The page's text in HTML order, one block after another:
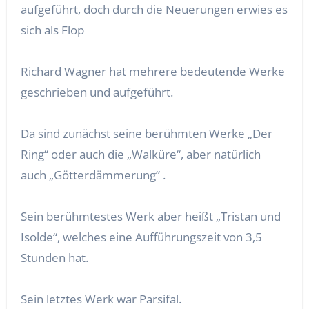
aufgeführt, doch durch die Neuerungen erwies es
sich als Flop
Richard Wagner hat mehrere bedeutende Werke
geschrieben und aufgeführt.
Da sind zunächst seine berühmten Werke „Der
Ring“ oder auch die „Walküre“, aber natürlich
auch „Götterdämmerung“ .
Sein berühmtestes Werk aber heißt „Tristan und
Isolde“, welches eine Aufführungszeit von 3,5
Stunden hat.
Sein letztes Werk war Parsifal.